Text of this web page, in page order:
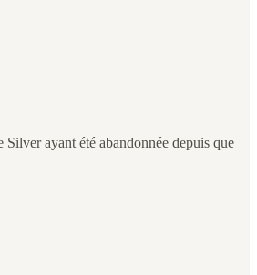
ayant été abandonnée depuis que